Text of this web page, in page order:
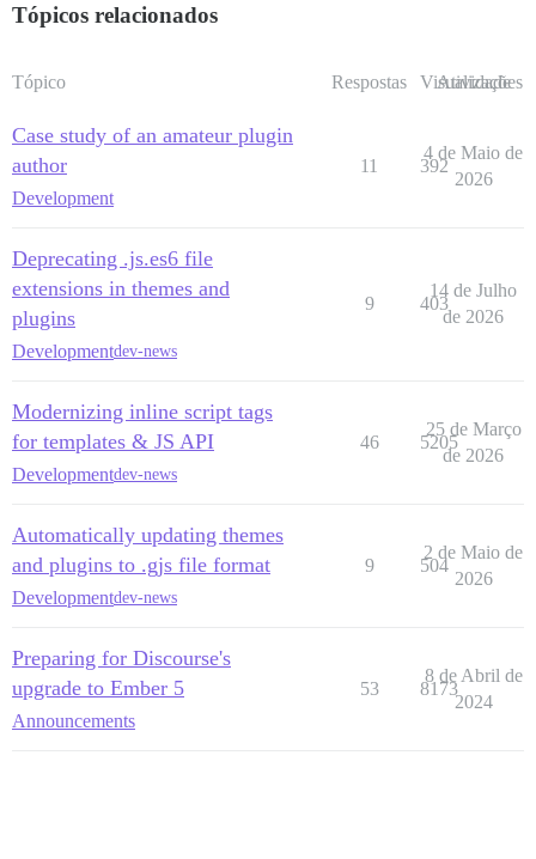
Tópicos relacionados
Tópico Respostas Visualizações
Atividade
Case study of an amateur plugin
author
Development
11 392
4 de Maio de
2026
Deprecating .js.es6 file
extensions in themes and
plugins
Developmentdev-news
9 403
14 de Julho
de 2026
Modernizing inline script tags
for templates & JS API
Developmentdev-news
46 5205
25 de Março
de 2026
Automatically updating themes
and plugins to .gjs file format
Developmentdev-news
9 504
2 de Maio de
2026
Preparing for Discourse's
upgrade to Ember 5
Announcements
53 8173
8 de Abril de
2024